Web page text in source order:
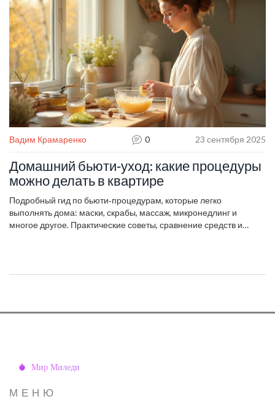
Вадим Крамаренко 0 23 сентября 2025
Домашний бьюти‑уход: какие процедуры
можно делать в квартире
Подробный гид по бьюти‑процедурам, которые легко
выполнять дома: маски, скрабы, массаж, микронедлинг и
многое другое. Практические советы, сравнение средств и
МЕНЮ